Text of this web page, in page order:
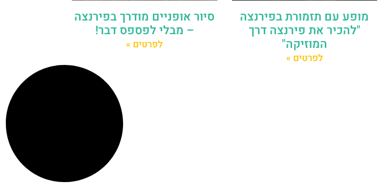
מופע עם תזמורת בפירנצה
"להכיר את פירנצה דרך
המוזיקה"
לפרטים »
סיור אופניים מודרך בפירנצה
– מבלי לפספס דבר!
לפרטים »